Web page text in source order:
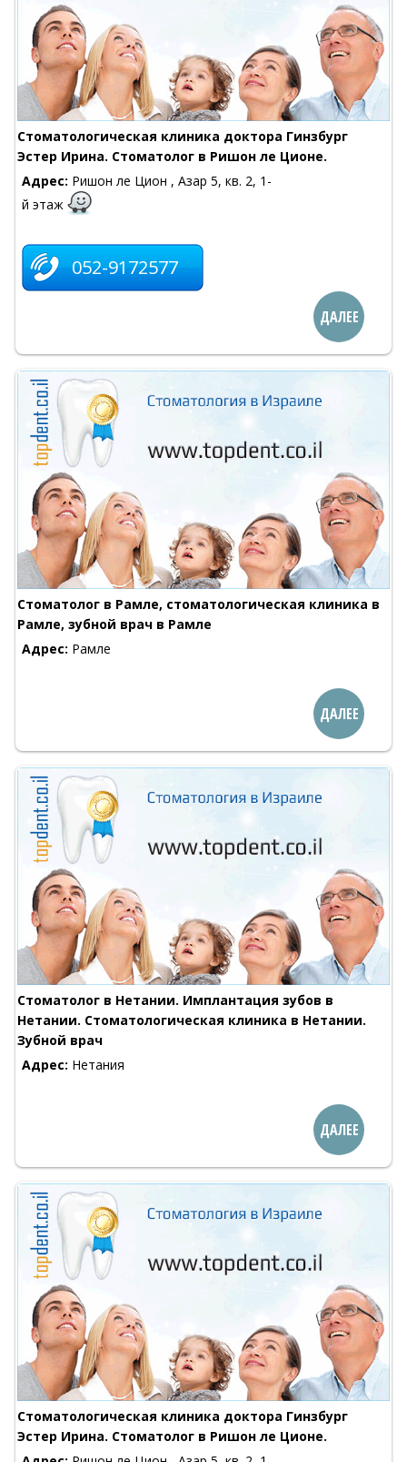
Стоматологическая клиника доктора Гинзбург
Эстер Ирина. Стоматолог в Ришон ле Ционе.
Адрес: Ришон ле Цион , Азар 5, кв. 2, 1-
й этаж
052-9172577
ДАЛЕЕ
Стоматолог в Рамле, стоматологическая клиника в
Рамле, зубной врач в Рамле
Адрес: Рамле
ДАЛЕЕ
Стоматолог в Нетании. Имплантация зубов в
Нетании. Стоматологическая клиника в Нетании.
Зубной врач
Адрес: Нетания
ДАЛЕЕ
Стоматологическая клиника доктора Гинзбург
Эстер Ирина. Стоматолог в Ришон ле Ционе.